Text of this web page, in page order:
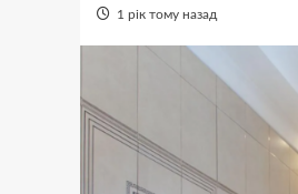
1 рік тому назад